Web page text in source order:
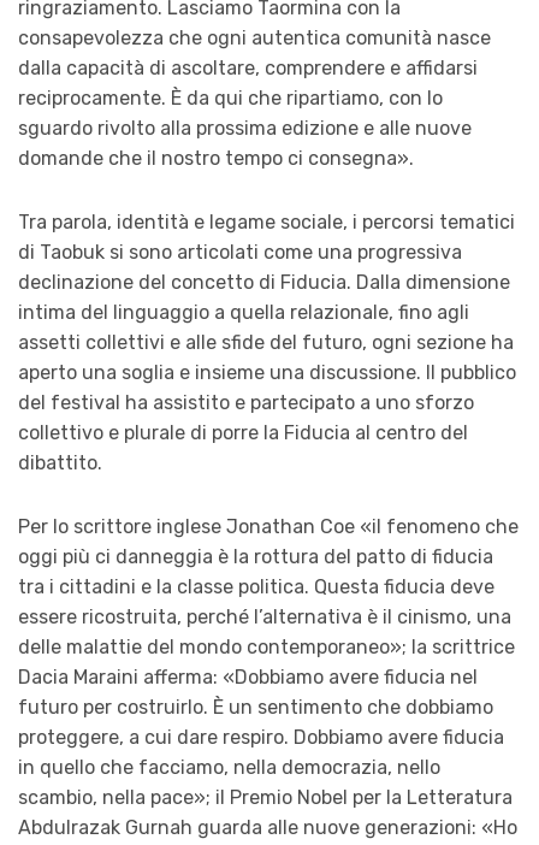
ringraziamento. Lasciamo Taormina con la
consapevolezza che ogni autentica comunità nasce
dalla capacità di ascoltare, comprendere e affidarsi
reciprocamente. È da qui che ripartiamo, con lo
sguardo rivolto alla prossima edizione e alle nuove
domande che il nostro tempo ci consegna».
Tra parola, identità e legame sociale, i percorsi tematici
di Taobuk si sono articolati come una progressiva
declinazione del concetto di Fiducia. Dalla dimensione
intima del linguaggio a quella relazionale, fino agli
assetti collettivi e alle sfide del futuro, ogni sezione ha
aperto una soglia e insieme una discussione. Il pubblico
del festival ha assistito e partecipato a uno sforzo
collettivo e plurale di porre la Fiducia al centro del
dibattito.
Per lo scrittore inglese Jonathan Coe «il fenomeno che
oggi più ci danneggia è la rottura del patto di fiducia
tra i cittadini e la classe politica. Questa fiducia deve
essere ricostruita, perché l’alternativa è il cinismo, una
delle malattie del mondo contemporaneo»; la scrittrice
Dacia Maraini afferma: «Dobbiamo avere fiducia nel
futuro per costruirlo. È un sentimento che dobbiamo
proteggere, a cui dare respiro. Dobbiamo avere fiducia
in quello che facciamo, nella democrazia, nello
scambio, nella pace»; il Premio Nobel per la Letteratura
Abdulrazak Gurnah guarda alle nuove generazioni: «Ho